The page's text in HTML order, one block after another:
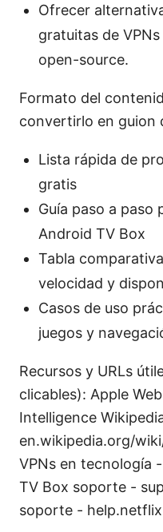
Ofrecer
gratuitas de
open-source.
Formato del
convertirlo en guion
Lista rápida de
gratis
Guía paso a paso
Android TV Box
Tabla
velocidad y
Casos de uso
juegos y
Recursos y URLs
clicables): Apple
Intelligence
en.wikipedia.org/
VPNs en tecnología
TV Box soporte -
soporte -